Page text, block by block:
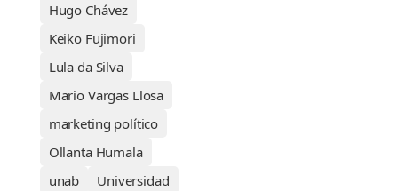
Hugo Chávez
Keiko Fujimori
Lula da Silva
Mario Vargas Llosa
marketing político
Ollanta Humala
unab
Universidad